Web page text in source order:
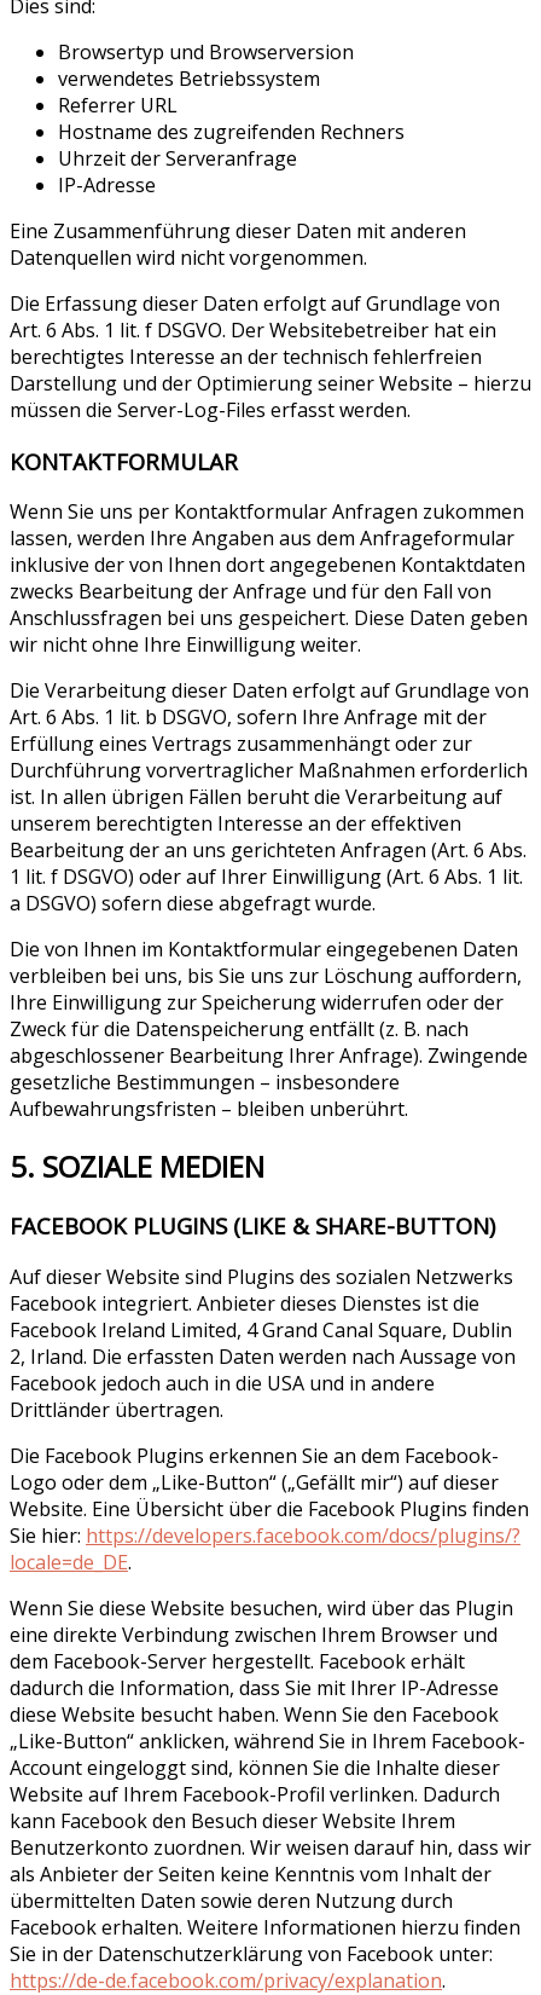
Dies sind:
Browsertyp und Browserversion
verwendetes Betriebssystem
Referrer URL
Hostname des zugreifenden Rechners
Uhrzeit der Serveranfrage
IP-Adresse
Eine Zusammenführung dieser Daten mit anderen
Datenquellen wird nicht vorgenommen.
Die Erfassung dieser Daten erfolgt auf Grundlage von
Art. 6 Abs. 1 lit. f DSGVO. Der Websitebetreiber hat ein
berechtigtes Interesse an der technisch fehlerfreien
Darstellung und der Optimierung seiner Website – hierzu
müssen die Server-Log-Files erfasst werden.
KONTAKTFORMULAR
Wenn Sie uns per Kontaktformular Anfragen zukommen
lassen, werden Ihre Angaben aus dem Anfrageformular
inklusive der von Ihnen dort angegebenen Kontaktdaten
zwecks Bearbeitung der Anfrage und für den Fall von
Anschlussfragen bei uns gespeichert. Diese Daten geben
wir nicht ohne Ihre Einwilligung weiter.
Die Verarbeitung dieser Daten erfolgt auf Grundlage von
Art. 6 Abs. 1 lit. b DSGVO, sofern Ihre Anfrage mit der
Erfüllung eines Vertrags zusammenhängt oder zur
Durchführung vorvertraglicher Maßnahmen erforderlich
ist. In allen übrigen Fällen beruht die Verarbeitung auf
unserem berechtigten Interesse an der effektiven
Bearbeitung der an uns gerichteten Anfragen (Art. 6 Abs.
1 lit. f DSGVO) oder auf Ihrer Einwilligung (Art. 6 Abs. 1 lit.
a DSGVO) sofern diese abgefragt wurde.
Die von Ihnen im Kontaktformular eingegebenen Daten
verbleiben bei uns, bis Sie uns zur Löschung auffordern,
Ihre Einwilligung zur Speicherung widerrufen oder der
Zweck für die Datenspeicherung entfällt (z. B. nach
abgeschlossener Bearbeitung Ihrer Anfrage). Zwingende
gesetzliche Bestimmungen – insbesondere
Aufbewahrungsfristen – bleiben unberührt.
5. SOZIALE MEDIEN
FACEBOOK PLUGINS (LIKE & SHARE-BUTTON)
Auf dieser Website sind Plugins des sozialen Netzwerks
Facebook integriert. Anbieter dieses Dienstes ist die
Facebook Ireland Limited, 4 Grand Canal Square, Dublin
2, Irland. Die erfassten Daten werden nach Aussage von
Facebook jedoch auch in die USA und in andere
Drittländer übertragen.
Die Facebook Plugins erkennen Sie an dem Facebook-
Logo oder dem „Like-Button“ („Gefällt mir“) auf dieser
Website. Eine Übersicht über die Facebook Plugins finden
Sie hier: https://developers.facebook.com/docs/plugins/?
locale=de_DE.
Wenn Sie diese Website besuchen, wird über das Plugin
eine direkte Verbindung zwischen Ihrem Browser und
dem Facebook-Server hergestellt. Facebook erhält
dadurch die Information, dass Sie mit Ihrer IP-Adresse
diese Website besucht haben. Wenn Sie den Facebook
„Like-Button“ anklicken, während Sie in Ihrem Facebook-
Account eingeloggt sind, können Sie die Inhalte dieser
Website auf Ihrem Facebook-Profil verlinken. Dadurch
kann Facebook den Besuch dieser Website Ihrem
Benutzerkonto zuordnen. Wir weisen darauf hin, dass wir
als Anbieter der Seiten keine Kenntnis vom Inhalt der
übermittelten Daten sowie deren Nutzung durch
Facebook erhalten. Weitere Informationen hierzu finden
Sie in der Datenschutzerklärung von Facebook unter:
https://de-de.facebook.com/privacy/explanation.